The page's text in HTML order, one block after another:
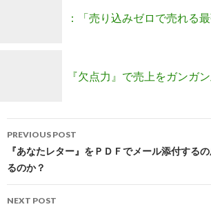
内塾開催
：「売り込みゼロで売れる
るファミリーメンバー募集！
『欠点力』で売上をガンガ
Post
navigation
PREVIOUS POST
『あなたレター』をＰＤＦでメール添付する
るのか？
NEXT POST